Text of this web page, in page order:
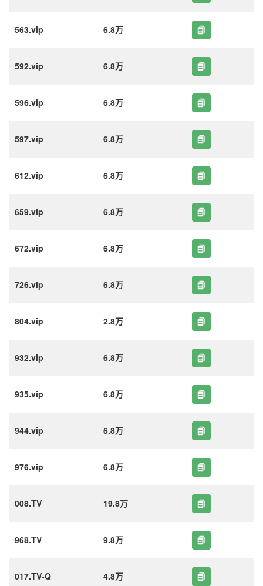
563.vip 6.8万
592.vip 6.8万
596.vip 6.8万
597.vip 6.8万
612.vip 6.8万
659.vip 6.8万
672.vip 6.8万
726.vip 6.8万
804.vip 2.8万
932.vip 6.8万
935.vip 6.8万
944.vip 6.8万
976.vip 6.8万
008.TV 19.8万
968.TV 9.8万
017.TV-Q 4.8万